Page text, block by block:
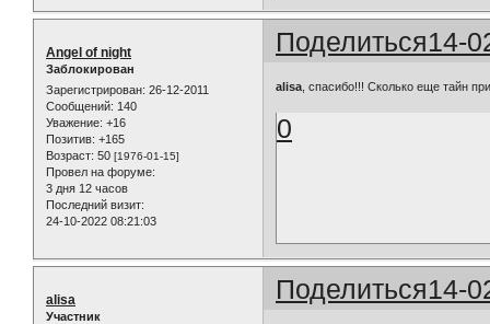
Поделиться14-
Angel of night
Заблокирован
Зарегистрирован: 26-12-2011
Сообщений: 140
Уважение: +16
Позитив: +165
Возраст: 50 [1976-01-15]
Провел на форуме:
3 дня 12 часов
Последний визит:
24-10-2022 08:21:03
alisa, cпасибо!!! Сколько еще тайн
0
Поделиться14-
alisa
Участник